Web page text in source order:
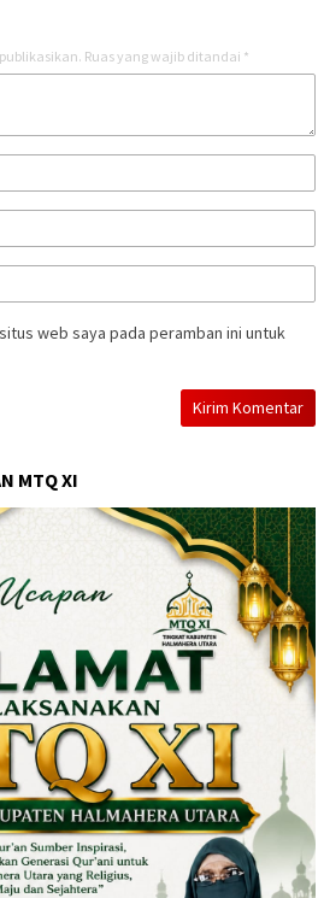
Ruas yang wajib ditandai *
web saya pada peramban ini untuk
MTQ XI